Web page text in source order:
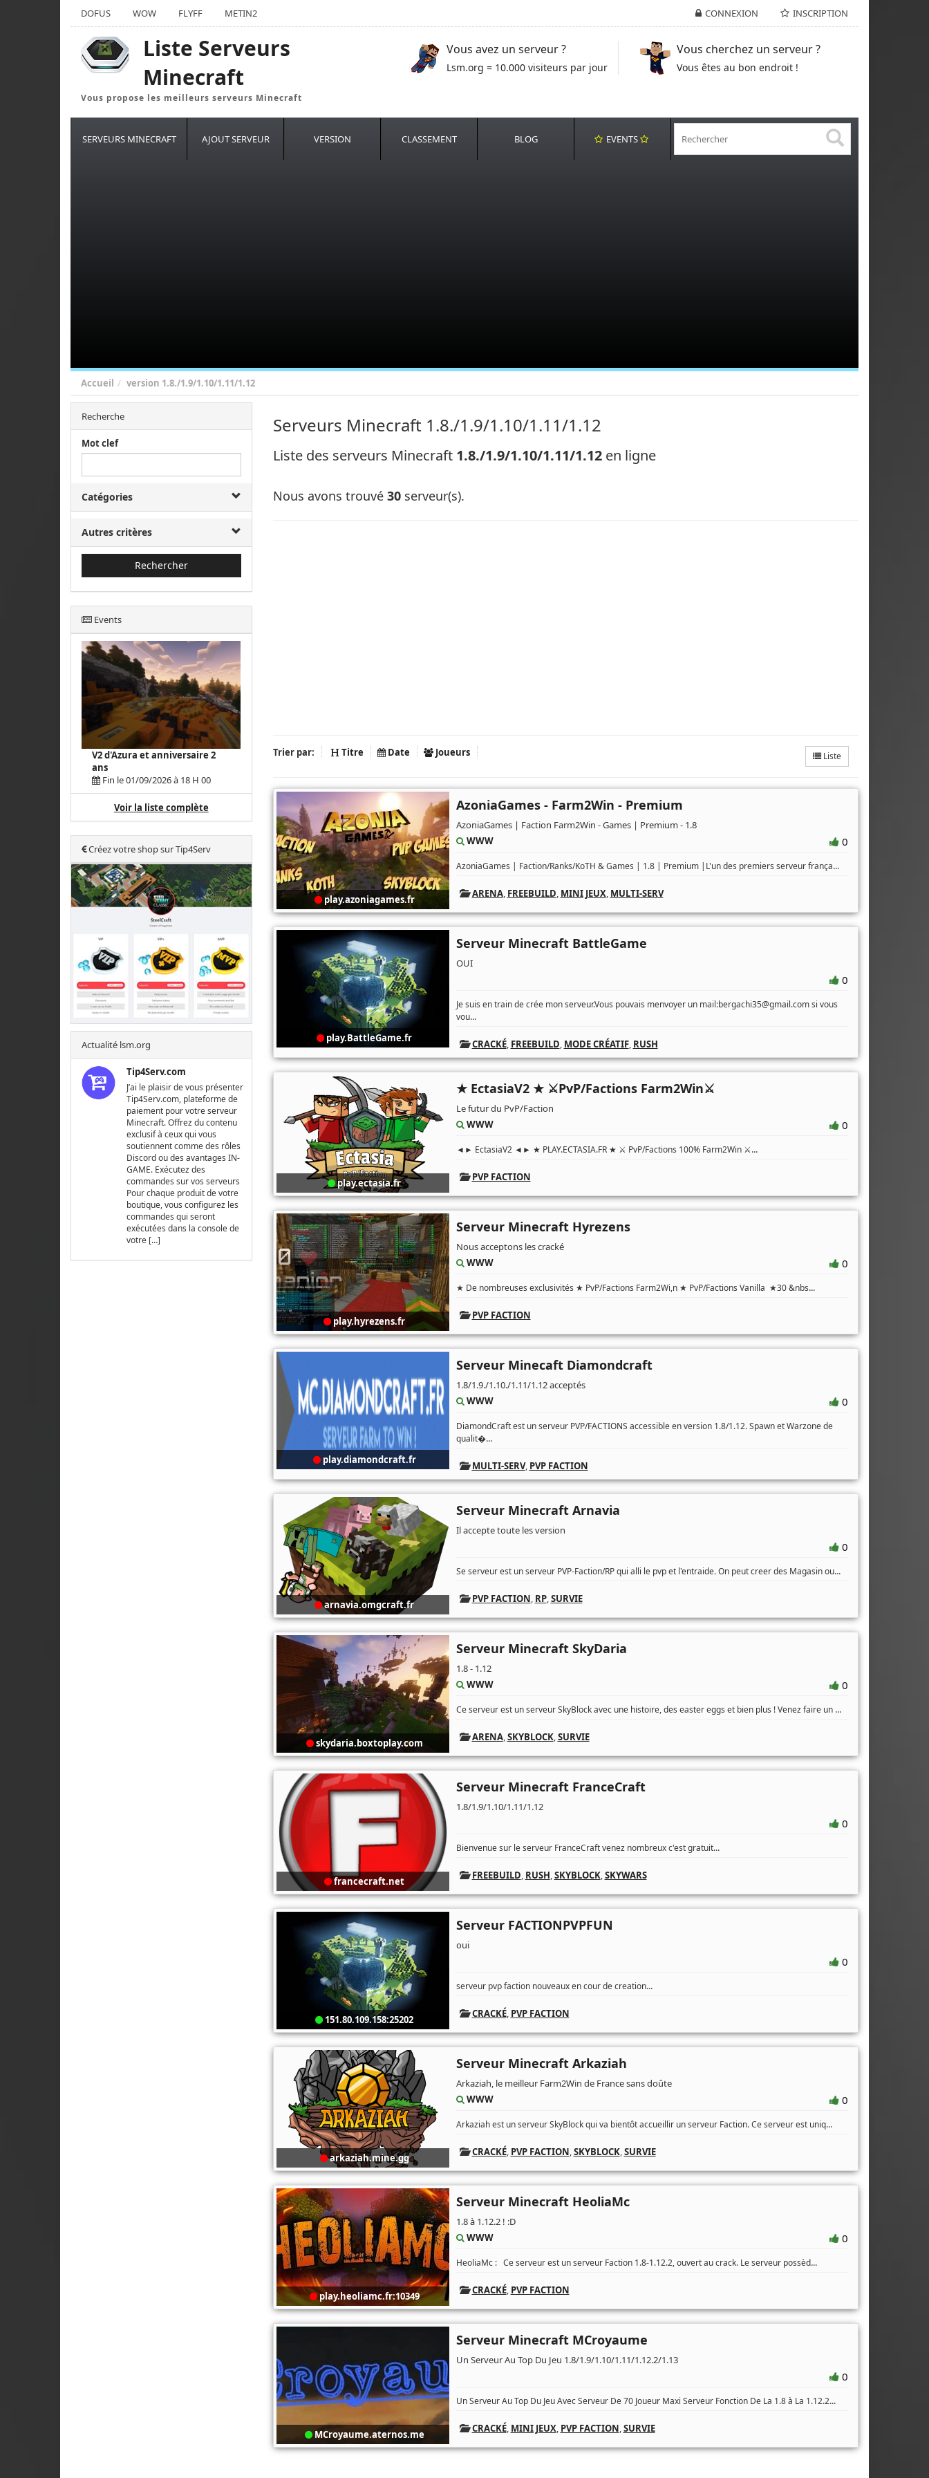
CONNEXION INSCRIPTION
DOFUS WOW FLYFF METIN2
Liste Serveurs
Minecraft
Vous propose les meilleurs serveurs Minecraft
Vous avez un serveur ?
Lsm.org = 10.000 visiteurs par jour
Vous cherchez un serveur ?
Vous êtes au bon endroit !
SERVEURS MINECRAFT AJOUT SERVEUR VERSION CLASSEMENT BLOG EVENTS
Accueil version 1.8./1.9/1.10/1.11/1.12
Recherche
Mot clef
Catégories
Autres critères
Rechercher
Events
V2 d'Azura et anniversaire 2
ans
Fin le 01/09/2026 à 18 H 00
Voir la liste complète
Créez votre shop sur Tip4Serv
Actualité lsm.org
Tip4Serv.com
J’ai le plaisir de vous présenter
Tip4Serv.com, plateforme de
paiement pour votre serveur
Minecraft. Offrez du contenu
exclusif à ceux qui vous
soutiennent comme des rôles
Discord ou des avantages IN-
GAME. Exécutez des
commandes sur vos serveurs
Pour chaque produit de votre
boutique, vous configurez les
commandes qui seront
exécutées dans la console de
votre […]
Serveurs Minecraft 1.8./1.9/1.10/1.11/1.12
Liste des serveurs Minecraft 1.8./1.9/1.10/1.11/1.12en ligne
Nous avons trouvé 30serveur(s).
Trier par: Titre Date Joueurs Liste
play.azoniagames.fr
AzoniaGames - Farm2Win - Premium
AzoniaGames | Faction Farm2Win - Games | Premium - 1.8
WWW
0
AzoniaGames | Faction/Ranks/KoTH & Games | 1.8 | Premium |L'un des premiers serveur frança...
ARENA, FREEBUILD, MINI JEUX, MULTI-SERV
play.BattleGame.fr
Serveur Minecraft BattleGame
OUI
0
Je suis en train de crée mon serveur.Vous pouvais menvoyer un mail:bergachi35@gmail.comsi vous
vou...
CRACKÉ, FREEBUILD, MODE CRÉATIF, RUSH
play.ectasia.fr
★ EctasiaV2 ★ ⚔️PvP/Factions Farm2Win⚔️
Le futur du PvP/Faction
WWW
0
◄► EctasiaV2 ◄► ★ PLAY.ECTASIA.FR ★ ⚔️ PvP/Factions 100% Farm2Win ⚔...
PVP FACTION
play.hyrezens.fr
Serveur Minecraft Hyrezens
Nous acceptons les cracké
WWW
0
★ De nombreuses exclusivités ★ PvP/Factions Farm2Wi,n ★ PvP/Factions Vanilla ★30 &nbs...
PVP FACTION
play.diamondcraft.fr
Serveur Minecaft Diamondcraft
1.8/1.9./1.10./1.11/1.12 acceptés
WWW
0
DiamondCraft est un serveur PVP/FACTIONS accessible en version 1.8/1.12. Spawn et Warzone de
qualit�...
MULTI-SERV, PVP FACTION
arnavia.omgcraft.fr
Serveur Minecraft Arnavia
Il accepte toute les version
0
Se serveur est un serveur PVP-Faction/RP qui alli le pvp et l'entraide. On peut creer des Magasin ou...
PVP FACTION, RP,SURVIE
skydaria.boxtoplay.com
Serveur Minecraft SkyDaria
1.8 - 1.12
WWW
0
Ce serveur est un serveur SkyBlock avec une histoire, des easter eggs et bien plus ! Venez faire un ...
ARENA,SKYBLOCK,SURVIE
francecraft.net
Serveur Minecraft FranceCraft
1.8/1.9/1.10/1.11/1.12
0
Bienvenue sur le serveur FranceCraft venez nombreux c'est gratuit...
FREEBUILD, RUSH,SKYBLOCK,SKYWARS
151.80.109.158:25202
Serveur FACTIONPVPFUN
oui
0
serveur pvp faction nouveaux en cour de creation...
CRACKÉ, PVP FACTION
arkaziah.mine.gg
Serveur Minecraft Arkaziah
Arkaziah, le meilleur Farm2Win de France sans doûte
WWW
0
Arkaziah est un serveur SkyBlock qui va bientôt accueillir un serveur Faction. Ce serveur est uniq...
CRACKÉ, PVP FACTION,SKYBLOCK,SURVIE
play.heoliamc.fr:10349
Serveur Minecraft HeoliaMc
1.8 à 1.12.2 ! :D
WWW
0
HeoliaMc : Ce serveur est un serveur Faction 1.8-1.12.2, ouvert au crack. Le serveur possèd...
CRACKÉ, PVP FACTION
MCroyaume.aternos.me
Serveur Minecraft MCroyaume
Un Serveur Au Top Du Jeu 1.8/1.9/1.10/1.11/1.12.2/1.13
0
Un Serveur Au Top Du Jeu Avec Serveur De 70 Joueur Maxi Serveur Fonction De La 1.8 à La 1.12.2...
CRACKÉ, MINI JEUX, PVP FACTION,SURVIE